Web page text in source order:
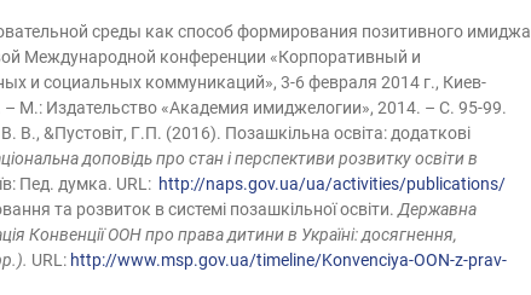
среды как способ формирования позитивного имиджа
Международной конференции «Корпоративный и
и социальных коммуникаций», 3-6 февраля 2014 г., Киев-
М.: Издательство «Академия имиджелогии», 2014. – С. 95-99.
&Пустовіт, Г.П. (2016). Позашкільна освіта: додаткові
доповідь про стан і перспективи розвитку освіти в
Пед. думка. URL: http://naps.gov.ua/ua/activities/publications/
та розвиток в системі позашкільної освіти. Державна
Конвенції ООН про права дитини в Україні: досягнення,
URL: http://www.msp.gov.ua/timeline/Konvenciya-OON-z-prav-